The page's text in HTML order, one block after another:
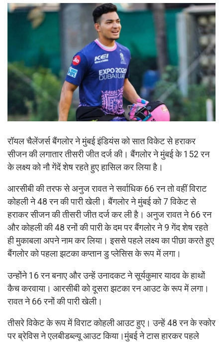
रॉयल चैलेंजर्स बैंगलोर ने मुंबई इंडियंस को सात विकेट से हराकर
सीजन की लगातार तीसरी जीत दर्ज की। बैंगलोर ने मुंबई के 152 रन
के लक्ष्य को नौ गेंदें शेष रहते हुए हासिल कर लिया है।
आरसीबी की तरफ से अनुज रावत ने सर्वाधिक 66 रन तो वहीं विराट
कोहली ने 48 रन की पारी खेली। बैंगलोर ने मुंबई को 7 विकेट से
हराकर सीजन की तीसरी जीत दर्ज कर ली है। अनुज रावत ने 66 रन
और कोहली की 48 रनों की पारी के दम पर बैंगलोर ने 9 गेंद शेष रहते
ही मुकाबला अपने नाम कर लिया। इससे पहले लक्ष्य का पीछा करते हुए
बैंगलोर को पहला झटका कप्तान डु प्लेसिस के रूप में लगा।
उन्होंने 16 रन बनाए और उन्हें उनादकट ने सूर्यकुमार यादव के हाथों
कैच करवाया। आरसीबी को दूसरा झटका रन आउट के रूप में लगा।
रावत ने 66 रनों की पारी खेली।
तीसरे विकेट के रूप में विराट कोहली आउट हुए। उन्हें 48 रन के स्कोर
पर ब्रेविस ने एलबीडब्ल्यू आउट किया।मुंबई ने टास हारकर पहले